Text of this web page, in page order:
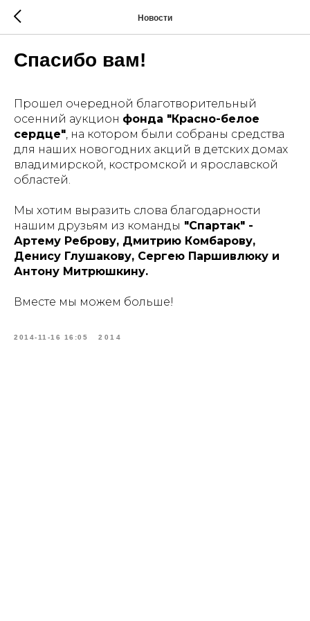
Новости
Спасибо вам!
Прошел очередной благотворительный
осенний аукцион фонда "Красно-белое
сердце", на котором были собраны средства
для наших новогодних акций в детских домах
владимирской, костромской и ярославской
областей.
Мы хотим выразить слова благодарности
нашим друзьям из команды "Спартак" -
Артему Реброву, Дмитрию Комбарову,
Денису Глушакову, Сергею Паршивлюку и
Антону Митрюшкину.
Вместе мы можем больше!
2014-11-16 16:05 2014